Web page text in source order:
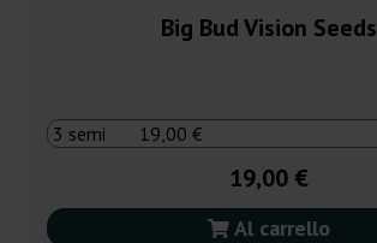
Big Bud Vision Seeds
19,00 €
Al carrello